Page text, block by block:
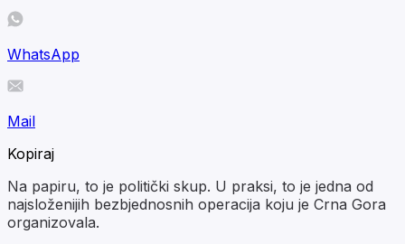
WhatsApp
Mail
Kopiraj
Na papiru, to je politički skup. U praksi, to je jedna od
najsloženijih bezbjednosnih operacija koju je Crna Gora
organizovala.